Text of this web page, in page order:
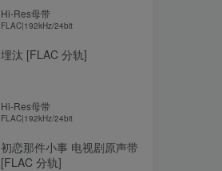
Hi-Res母带
FLAC|192kHz/24bit
埋汰 [FLAC 分轨]
Hi-Res母带
FLAC|192kHz/24bit
初恋那件小事 电视剧原声带
[FLAC 分轨]